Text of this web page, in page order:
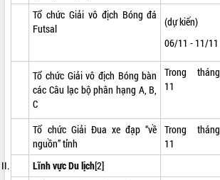
Tổ chức Giải vô địch Bóng đá
Futsal
(dự kiến)
06/11 - 11/11
Tổ chức Giải vô địch Bóng bàn
các Câu lạc bộ phân hạng A, B,
C
Trong tháng
11
Tổ chức Giải Đua xe đạp “về
nguồn” tỉnh
Trong tháng
11
Lĩnh vực Du lịch[2]